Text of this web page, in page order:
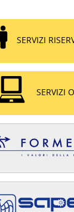
LU.ME.
DELLA
TESSILE PRATESE
IMPRENDITORIA
SERVIZI
SERVIZI